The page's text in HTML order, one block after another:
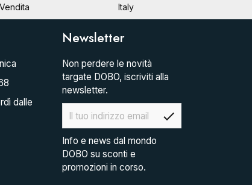
Vendita
Italy
dalle
Newsletter
Non perdere le novità
targate DOBO, iscriviti alla
newsletter.
check
Info e news dal mondo
DOBO su sconti e
promozioni in corso.